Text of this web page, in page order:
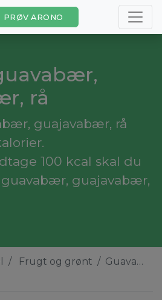
PRØV ARONO
rå
guajavabær, rå
100 kcal skal du
guajavabær,
Frugt og grønt Guavabær, guajavabær, rå